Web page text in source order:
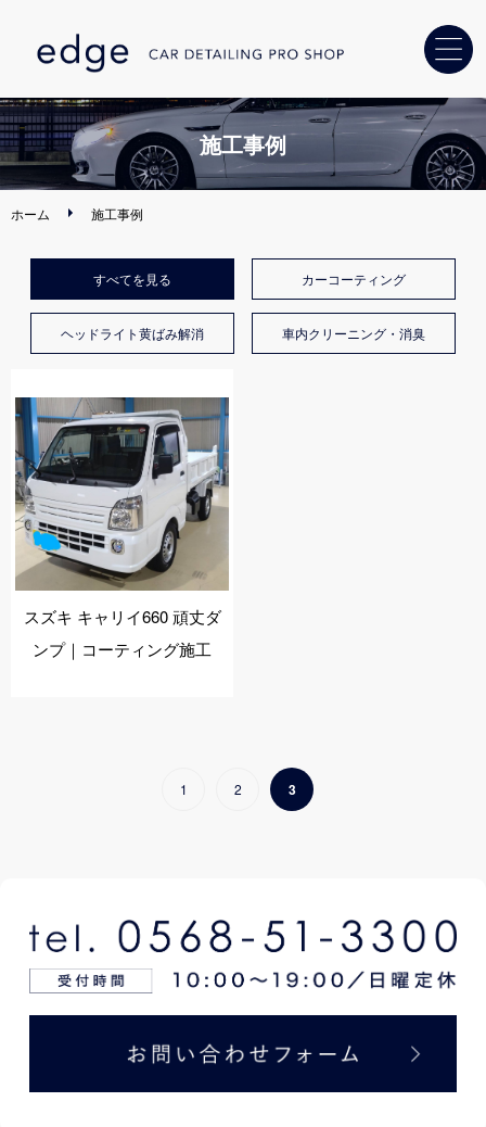
ホーム
カーコーティング
ヘッドライト 黄ばみ解消
車内クリーニング ・消臭
ディーラー・中古車販売店様へ
お問い合わせ
施工事例
ホーム 施工事例
すべてを見る カーコーティング
ヘッドライト黄ばみ解消 車内クリーニング・消臭
スズキ キャリイ660 頑丈ダ
ンプ｜コーティング施工
1 2 3